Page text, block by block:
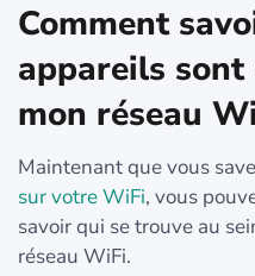
Comment
appareils
mon réseau
Maintenant que vous
sur votre WiFi, vous
savoir qui se trouve au
réseau WiFi.